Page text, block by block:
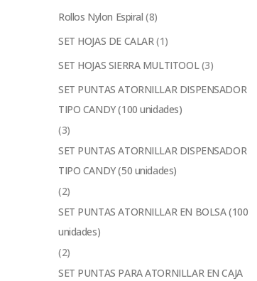
Rollos Nylon Espiral (8)
SET HOJAS DE CALAR (1)
SET HOJAS SIERRA MULTITOOL (3)
SET PUNTAS ATORNILLAR DISPENSADOR
TIPO CANDY (100 unidades)
(3)
SET PUNTAS ATORNILLAR DISPENSADOR
TIPO CANDY (50 unidades)
(2)
SET PUNTAS ATORNILLAR EN BOLSA (100
unidades)
(2)
SET PUNTAS PARA ATORNILLAR EN CAJA